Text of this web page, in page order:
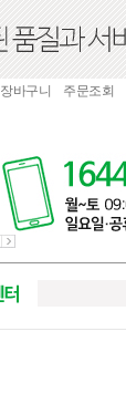
장바구니 주문조회